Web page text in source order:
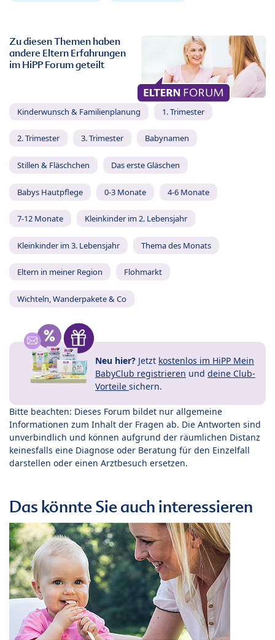
Zu diesen Themen haben
andere Eltern Erfahrungen
im HiPP Forum geteilt
Kinderwunsch & Familienplanung 1. Trimester
2. Trimester 3. Trimester Babynamen
Stillen & Fläschchen Das erste Gläschen
Babys Hautpflege 0-3 Monate 4-6 Monate
7-12 Monate Kleinkinder im 2. Lebensjahr
Kleinkinder im 3. Lebensjahr Thema des Monats
Eltern in meiner Region Flohmarkt
Wichteln, Wanderpakete & Co
Neu hier? Jetzt kostenlos im HiPP Mein
BabyClub registrieren und deine Club-
Vorteile sichern.
Bitte beachten: Dieses Forum bildet nur allgemeine
Informationen zum Inhalt der Fragen ab. Die Antworten sind
unverbindlich und können aufgrund der räumlichen Distanz
keinesfalls eine Diagnose oder Beratung für den Einzelfall
darstellen oder einen Arztbesuch ersetzen.
Das könnte Sie auch interessieren